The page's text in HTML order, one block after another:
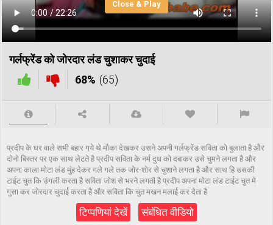
Close & Play
गर्लफ्रेंड को जोरदार लंड चुशाकर चुदाई
68% (65)
प्रदीप के घर वाले सभी बहार गये थे मौका देखकर उसने अपनी गर्लफ्रेंड सविता को बुलाता है और
दोनो बिस्तर पर एक साथ लेटते है प्रदीप सविता के नर्म दुध को दबाकर उसे चुमने लगता है और
अपना काला मोटा लंड मुंह देकर गले गले तक जोर-शोर से चुशाने लगता है और साथ हि उसकी
टाईट चुत कि उंगली करता है सविता जोश से भरने लगती है प्रदीप अपना मोटा लंड टाईट चुत मे
गुसा कर जोरदार चुदाई करता है और सविता कि चुत मखन मलाई कर देता है
टिप्पणियां देखें संबंधित वीडियो